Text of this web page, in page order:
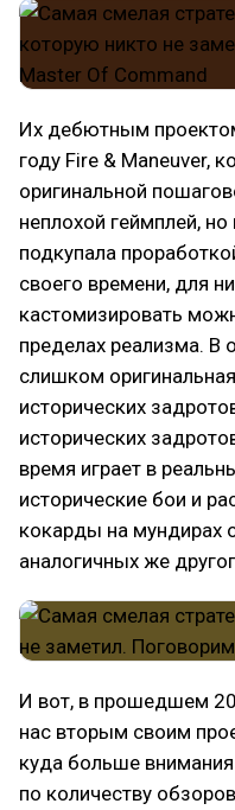
Их дебютным
году Fire & Maneuver,
оригинальной
неплохой геймплей,
подкупала
своего времени, для
кастомизировать
пределах реализма. В
слишком
исторических
исторических
время играет в
исторические бои и
кокарды на мундирах
аналогичных же
И вот, в прошедшем
нас вторым своим
куда больше
по количеству